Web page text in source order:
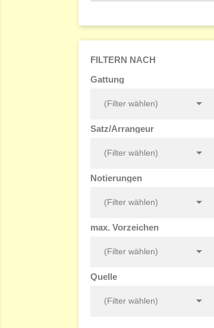
FILTERN NACH
Gattung
(Filter wählen) 
Satz/Arrangeur
(Filter wählen) 
Notierungen
(Filter wählen) 
max. Vorzeichen
(Filter wählen) 
Quelle
(Filter wählen) 